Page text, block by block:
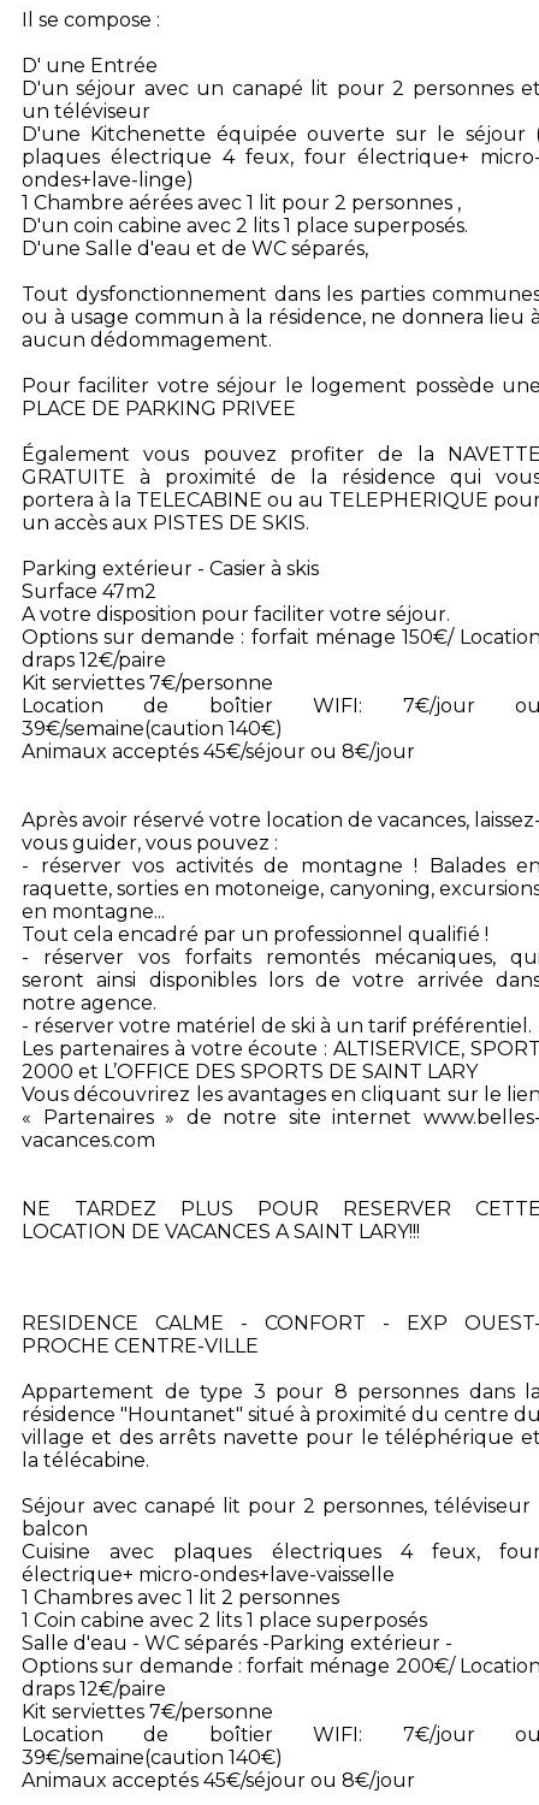
Il se compose :
D' une Entrée
D'un séjour avec un canapé lit pour 2 personnes
un téléviseur
D'une Kitchenette équipée ouverte sur le séjour
plaques électrique 4 feux, four électrique+
ondes+lave-linge)
1 Chambre aérées avec 1 lit pour 2 personnes ,
D'un coin cabine avec 2 lits 1 place superposés.
D'une Salle d'eau et de WC séparés,
Tout dysfonctionnement dans les parties
ou à usage commun à la résidence, ne donnera lieu
aucun dédommagement.
Pour faciliter votre séjour le logement possède
PLACE DE PARKING PRIVEE
Également vous pouvez profiter de la
GRATUITE à proximité de la résidence qui
portera à la TELECABINE ou au TELEPHERIQUE
un accès aux PISTES DE SKIS.
Parking extérieur - Casier à skis
Surface 47m2
A votre disposition pour faciliter votre séjour.
Options sur demande : forfait ménage 150€/
draps 12€/paire
Kit serviettes 7€/personne
Location de boîtier WIFI: 7€/jour
39€/semaine(caution 140€)
Animaux acceptés 45€/séjour ou 8€/jour
Après avoir réservé votre location de vacances,
vous guider, vous pouvez :
- réserver vos activités de montagne ! Balades
raquette, sorties en motoneige, canyoning,
en montagne...
Tout cela encadré par un professionnel qualifié !
- réserver vos forfaits remontés mécaniques,
seront ainsi disponibles lors de votre arrivée
notre agence.
- réserver votre matériel de ski à un tarif préférentiel.
Les partenaires à votre écoute : ALTISERVICE,
2000 et L’OFFICE DES SPORTS DE SAINT LARY
Vous découvrirez les avantages en cliquant sur le
« Partenaires » de notre site internet
vacances.com
NE TARDEZ PLUS POUR RESERVER
LOCATION DE VACANCES A SAINT LARY!!!
RESIDENCE CALME - CONFORT - EXP
PROCHE CENTRE-VILLE
Appartement de type 3 pour 8 personnes dans
résidence "Hountanet" situé à proximité du centre
village et des arrêts navette pour le téléphérique
la télécabine.
Séjour avec canapé lit pour 2 personnes, téléviseur
balcon
Cuisine avec plaques électriques 4 feux,
électrique+ micro-ondes+lave-vaisselle
1 Chambres avec 1 lit 2 personnes
1 Coin cabine avec 2 lits 1 place superposés
Salle d'eau - WC séparés -Parking extérieur -
Options sur demande : forfait ménage 200€/
draps 12€/paire
Kit serviettes 7€/personne
Location de boîtier WIFI: 7€/jour
39€/semaine(caution 140€)
Animaux acceptés 45€/séjour ou 8€/jour